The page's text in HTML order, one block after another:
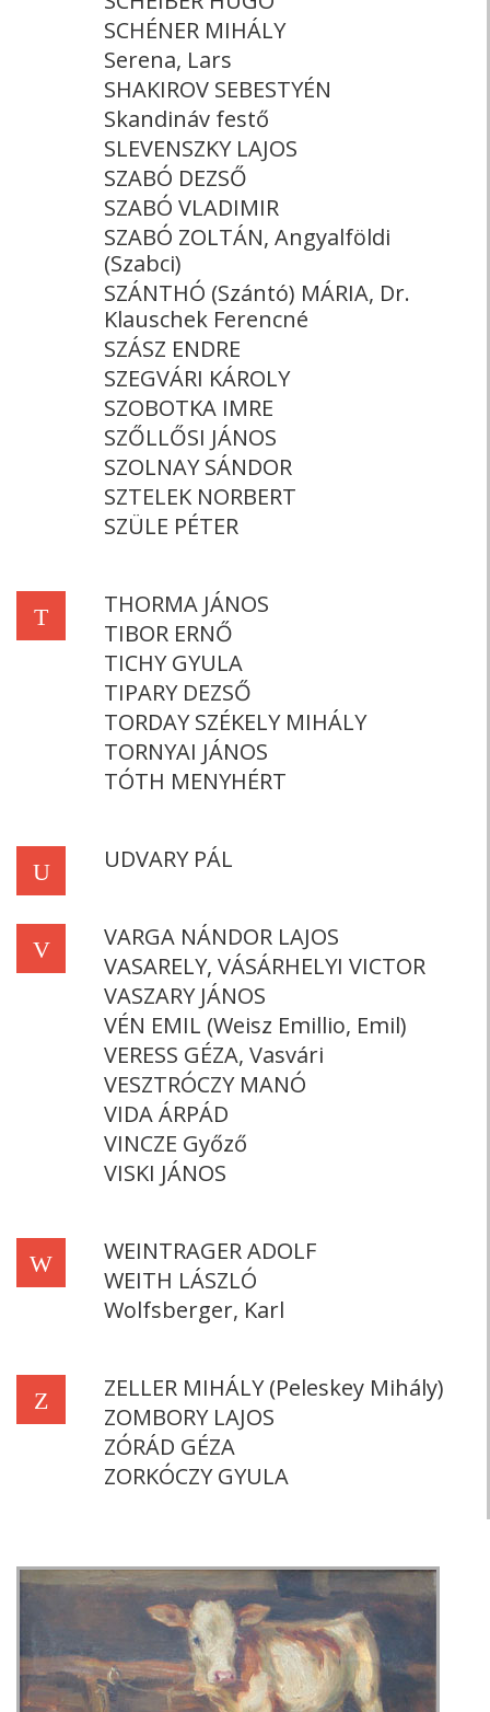
SCHÉNER MIHÁLY
Serena, Lars
SHAKIROV SEBESTYÉN
Skandináv festő
SLEVENSZKY LAJOS
SZABÓ DEZSŐ
SZABÓ VLADIMIR
SZABÓ ZOLTÁN, Angyalföldi
(Szabci)
SZÁNTHÓ (Szántó) MÁRIA, Dr.
Klauschek Ferencné
SZÁSZ ENDRE
SZEGVÁRI KÁROLY
SZOBOTKA IMRE
SZŐLLŐSI JÁNOS
SZOLNAY SÁNDOR
SZTELEK NORBERT
SZÜLE PÉTER
T
THORMA JÁNOS
TIBOR ERNŐ
TICHY GYULA
TIPARY DEZSŐ
TORDAY SZÉKELY MIHÁLY
TORNYAI JÁNOS
TÓTH MENYHÉRT
U UDVARY PÁL
V
VARGA NÁNDOR LAJOS
VASARELY, VÁSÁRHELYI VICTOR
VASZARY JÁNOS
VÉN EMIL (Weisz Emillio, Emil)
VERESS GÉZA, Vasvári
VESZTRÓCZY MANÓ
VIDA ÁRPÁD
VINCZE Győző
VISKI JÁNOS
W
WEINTRAGER ADOLF
WEITH LÁSZLÓ
Wolfsberger, Karl
Z
ZELLER MIHÁLY (Peleskey Mihály)
ZOMBORY LAJOS
ZÓRÁD GÉZA
ZORKÓCZY GYULA